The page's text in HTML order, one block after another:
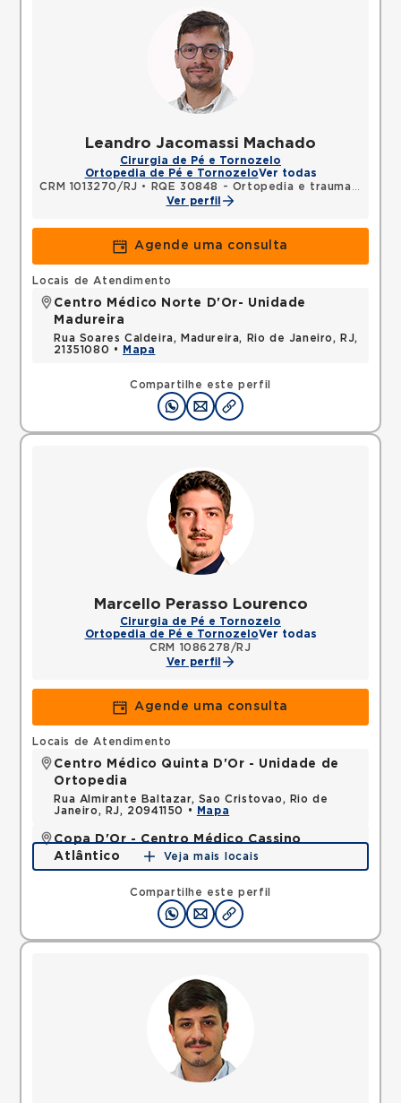
Leandro Jacomassi Machado
Cirurgia de Pé e Tornozelo
Ortopedia de Pé e TornozeloVer todas
CRM 1013270/RJ •
RQE 30848 - Ortopedia e traumatologia
Ver perfil
Agende uma consulta
Compartilhe este perfil
Locais de Atendimento
Centro Médico Norte D'Or- Unidade
Madureira
Rua Soares Caldeira, Madureira, Rio de Janeiro, RJ,
21351080 •
Mapa
Marcello Perasso Lourenco
Cirurgia de Pé e Tornozelo
Ortopedia de Pé e TornozeloVer todas
CRM 1086278/RJ
Ver perfil
Agende uma consulta
Compartilhe este perfil
Locais de Atendimento
Centro Médico Quinta D'Or - Unidade de
Ortopedia
Rua Almirante Baltazar, Sao Cristovao, Rio de
Janeiro, RJ, 20941150 •
Mapa
Copa D'Or - Centro Médico Cassino
Atlântico
Avenida Atlantica, Copacabana, Rio de Janeiro, RJ,
22070002 •Mapa
Veja mais locais